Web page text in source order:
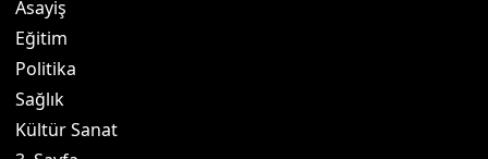
Asayiş
Eğitim
Politika
Sağlık
Kültür Sanat